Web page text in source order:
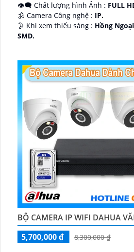
👁️‍🗨 Chất lượng hình Ảnh : FULL
🕉️ Camera Công nghệ : IP.
🌛 Khi xem thiếu sáng : Hồng
SMD.
BỘ CAMERA IP WIFI DAHUA
5,700,000 ₫
8,300,000 ₫